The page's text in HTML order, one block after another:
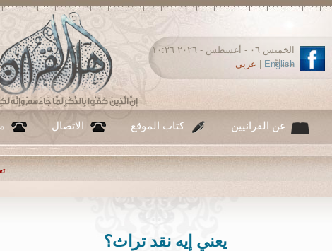
الخميس ٠٦ - أغسطس - ٢٠٢٦ ١٠:٢٦
مساءً
English عربي
عن القرانيين كتاب الموقع الاتصال
اللهم
يعني إيه نقد تراث؟